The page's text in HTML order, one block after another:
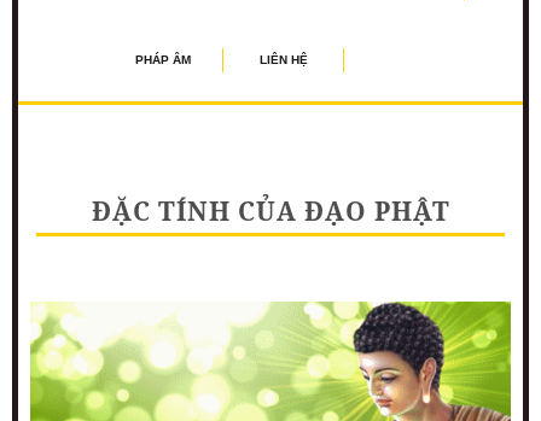
PHÁP ÂM LIÊN HỆ
ĐẶC TÍNH CỦA ĐẠO PHẬT